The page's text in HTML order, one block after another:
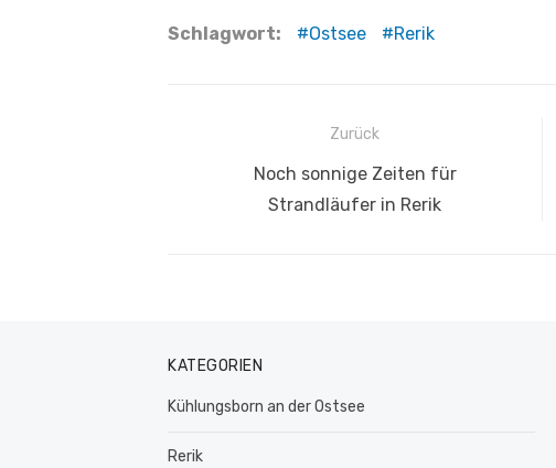
Schlagwort: Ostsee Rerik
Beitragsnavigation
Zurück
Vorheriger
Beitrag:
Noch sonnige Zeiten für
Strandläufer in Rerik
KATEGORIEN
Kühlungsborn an der Ostsee
Rerik